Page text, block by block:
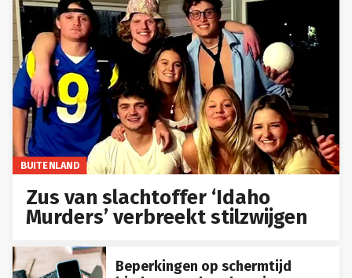
BUITENLAND
Zus van slachtoffer ‘Idaho
Murders’ verbreekt stilzwijgen
Beperkingen op schermtijd